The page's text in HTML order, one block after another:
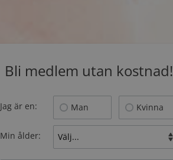
Bli medlem utan kostnad!
Jag är en: Man Kvinna
Min ålder: